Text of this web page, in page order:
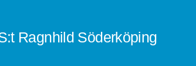
Ragnhild Söderköping